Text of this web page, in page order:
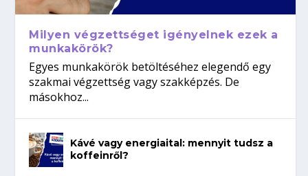
Milyen végzettséget igényelnek ezek a
munkakörök?
Egyes munkakörök betöltéséhez elegendő egy
szakmai végzettség vagy szakképzés. De
másokhoz...
Kávé vagy energiaital: mennyit tudsz a
koffeinről?